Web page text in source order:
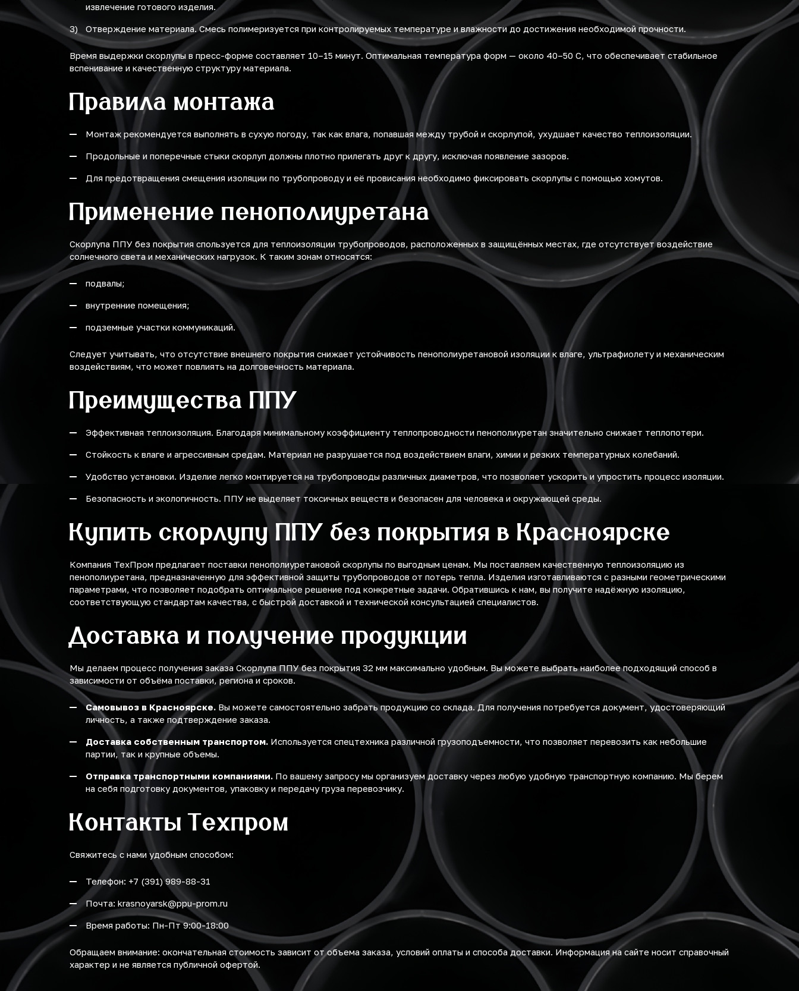
извлечение готового изделия.
Отверждение материала. Смесь полимеризуется при контролируемых температуре и влажности до достижения необходимой прочности.
Время выдержки скорлупы в пресс-форме составляет 10–15 минут. Оптимальная температура форм — около 40–50 C, что обеспечивает стабильное
вспенивание и качественную структуру материала.
Правила монтажа
Монтаж рекомендуется выполнять в сухую погоду, так как влага, попавшая между трубой и скорлупой, ухудшает качество теплоизоляции.
Продольные и поперечные стыки скорлуп должны плотно прилегать друг к другу, исключая появление зазоров.
Для предотвращения смещения изоляции по трубопроводу и её провисания необходимо фиксировать скорлупы с помощью хомутов.
Применение пенополиуретана
Скорлупа ППУ без покрытия спользуется для теплоизоляции трубопроводов, расположенных в защищённых местах, где отсутствует воздействие
солнечного света и механических нагрузок. К таким зонам относятся:
подвалы;
внутренние помещения;
подземные участки коммуникаций.
Следует учитывать, что отсутствие внешнего покрытия снижает устойчивость пенополиуретановой изоляции к влаге, ультрафиолету и механическим
воздействиям, что может повлиять на долговечность материала.
Преимущества ППУ
Эффективная теплоизоляция. Благодаря минимальному коэффициенту теплопроводности пенополиуретан значительно снижает теплопотери.
Стойкость к влаге и агрессивным средам. Материал не разрушается под воздействием влаги, химии и резких температурных колебаний.
Удобство установки. Изделие легко монтируется на трубопроводы различных диаметров, что позволяет ускорить и упростить процесс изоляции.
Безопасность и экологичность. ППУ не выделяет токсичных веществ и безопасен для человека и окружающей среды.
Купить скорлупу ППУ без покрытия в Красноярске
Компания ТехПром предлагает поставки пенополиуретановой скорлупы по выгодным ценам. Мы поставляем качественную теплоизоляцию из
пенополиуретана, предназначенную для эффективной защиты трубопроводов от потерь тепла. Изделия изготавливаются с разными геометрическими
параметрами, что позволяет подобрать оптимальное решение под конкретные задачи. Обратившись к нам, вы получите надёжную изоляцию,
соответствующую стандартам качества, с быстрой доставкой и технической консультацией специалистов.
Доставка и получение продукции
Мы делаем процесс получения заказа Скорлупа ППУ без покрытия 32 мм максимально удобным. Вы можете выбрать наиболее подходящий способ в
зависимости от объёма поставки, региона и сроков.
Самовывоз в Красноярске. Вы можете самостоятельно забрать продукцию со склада. Для получения потребуется документ, удостоверяющий
личность, а также подтверждение заказа.
Доставка собственным транспортом. Используется спецтехника различной грузоподъемности, что позволяет перевозить как небольшие
партии, так и крупные объемы.
Отправка транспортными компаниями. По вашему запросу мы организуем доставку через любую удобную транспортную компанию. Мы берем
на себя подготовку документов, упаковку и передачу груза перевозчику.
Контакты Техпром
Свяжитесь с нами удобным способом:
Телефон: +7 (391) 989-88-31
Почта: krasnoyarsk@ppu-prom.ru
Время работы: Пн-Пт 9:00-18:00
Обращаем внимание: окончательная стоимость зависит от объема заказа, условий оплаты и способа доставки. Информация на сайте носит справочный
характер и не является публичной офертой.